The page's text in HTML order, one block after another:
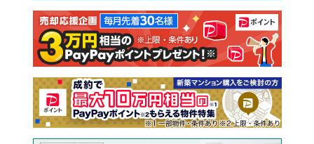
注文住宅 土地
売却査定